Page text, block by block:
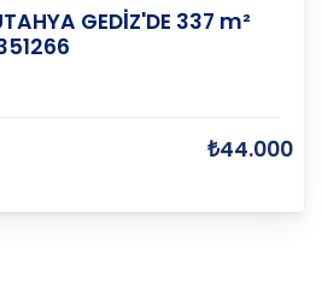
GEDİZ'DE 337 m²
₺44.000